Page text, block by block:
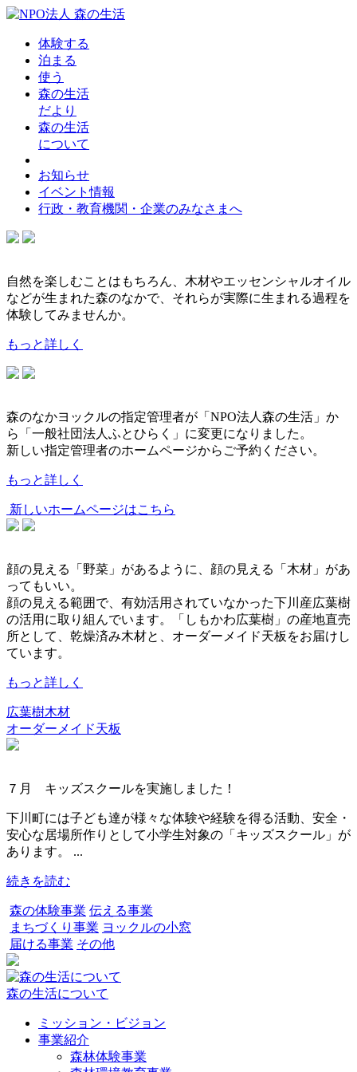
体験する
泊まる
使う
森の生活
だより
森の生活
について
お知らせ
イベント情報
行政・教育機関・企業のみなさまへ
自然を楽しむことはもちろん、木材やエッセンシャルオイル
などが生まれた森のなかで、それらが実際に生まれる過程を
体験してみませんか。
もっと詳しく
森のなかヨックルの指定管理者が「NPO法人森の生活」か
ら「一般社団法人ふとひらく」に変更になりました。
新しい指定管理者のホームページからご予約ください。
もっと詳しく
新しいホームページはこちら
顔の見える「野菜」があるように、顔の見える「木材」があ
ってもいい。
顔の見える範囲で、有効活用されていなかった下川産広葉樹
の活用に取り組んでいます。「しもかわ広葉樹」の産地直売
所として、乾燥済み木材と、オーダーメイド天板をお届けし
ています。
もっと詳しく
広葉樹木材
オーダーメイド天板
７月 キッズスクールを実施しました！
下川町には子ども達が様々な体験や経験を得る活動、安全・
安心な居場所作りとして小学生対象の「キッズスクール」が
あります。 ...
続きを読む
森の体験事業 伝える事業
まちづくり事業 ヨックルの小窓
届ける事業 その他
森の生活について
ミッション・ビジョン
事業紹介
森林体験事業